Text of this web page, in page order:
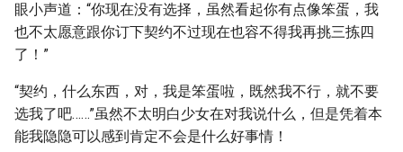
眼小声道：“你现在没有选择，虽然看起你有点像笨蛋，我
也不太愿意跟你订下契约不过现在也容不得我再挑三拣四
了！”
“契约，什么东西，对，我是笨蛋啦，既然我不行，就不要
选我了吧……”虽然不太明白少女在对我说什么，但是凭着本
能我隐隐可以感到肯定不会是什么好事情！